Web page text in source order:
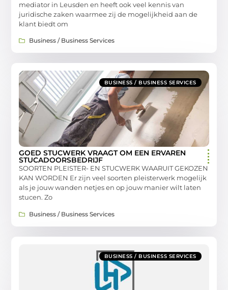
mediator in Leusden en heeft ook veel kennis van
juridische zaken waarmee zij de mogelijkheid aan de
klant biedt om
Business / Business Services
BUSINESS / BUSINESS SERVICES
GOED STUCWERK VRAAGT OM EEN ERVAREN
STUCADOORSBEDRIJF
SOORTEN PLEISTER- EN STUCWERK WAARUIT GEKOZEN
KAN WORDEN Er zijn veel soorten pleisterwerk mogelijk
als je jouw wanden netjes en op jouw manier wilt laten
stucen. Zo
Business / Business Services
BUSINESS / BUSINESS SERVICES